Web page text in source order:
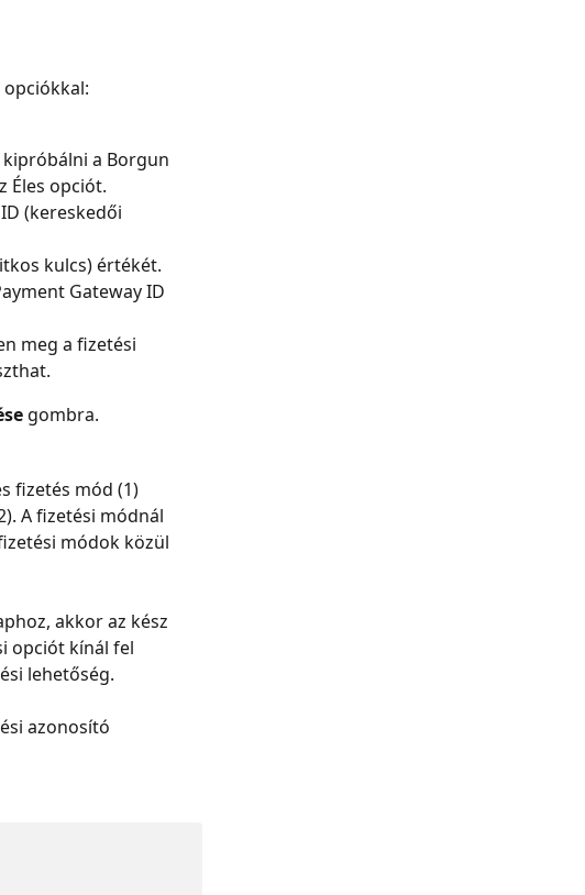
a Borgun
Éles opciót.
(kereskedői
kulcs) értékét.
Gateway ID
meg a fizetési
gombra.
fizetés mód (1)
A fizetési módnál
módok közül
akkor az kész
opciót kínál fel
lehetőség.
azonosító